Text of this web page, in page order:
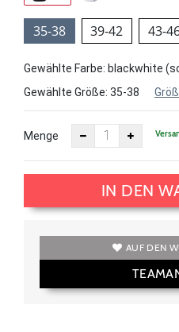
35-38 39-42 43-
Gewählte Farbe: blackwhite
Gewählte Größe: 35-38
Menge
IN DEN
AUF DEN